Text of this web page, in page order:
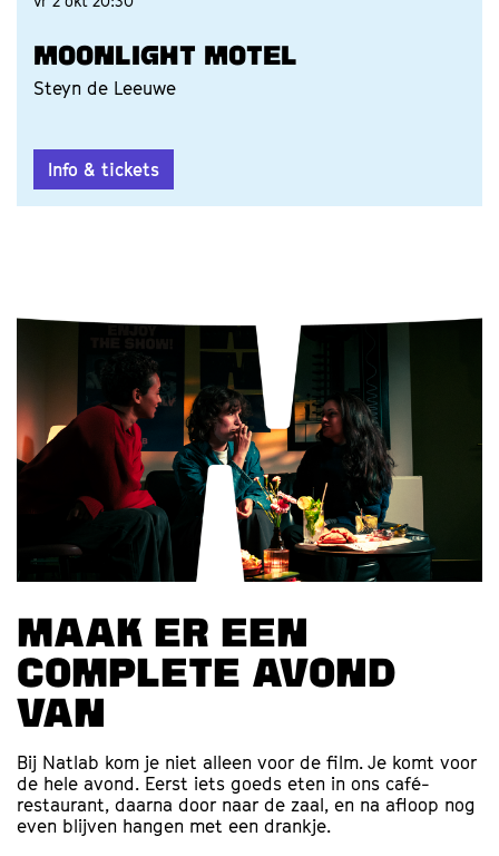
MOONLIGHT MOTEL
Steyn de Leeuwe
Info & tickets
Maak er een
complete avond
van
Bij Natlab kom je niet alleen voor de film. Je komt voor
de hele avond. Eerst iets goeds eten in ons café-
restaurant, daarna door naar de zaal, en na afloop nog
even blijven hangen met een drankje.